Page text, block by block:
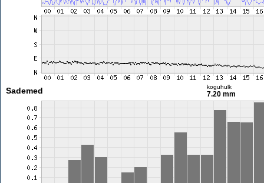
Sademed koguhulk
7.20 mm